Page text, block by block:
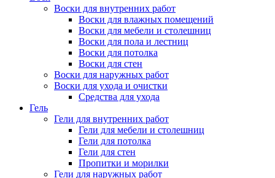
Воски для внутренних работ
Воски для влажных помещений
Воски для мебели и столешниц
Воски для пола и лестниц
Воски для потолка
Воски для стен
Воски для наружных работ
Воски для ухода и очистки
Средства для ухода
Гель
Гели для внутренних работ
Гели для мебели и столешниц
Гели для потолка
Гели для стен
Пропитки и морилки
Гели для наружных работ